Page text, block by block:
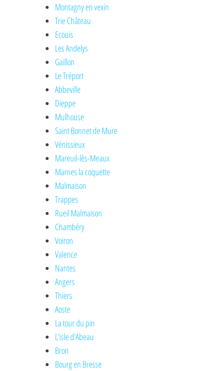
Montagny en vexin
Trie Château
Ecouis
Les Andelys
Gaillon
Le Tréport
Abbeville
Dieppe
Mulhouse
Saint Bonnet de Mure
Vénissieux
Mareuil-lès-Meaux
Marnes la coquette
Malmaison
Trappes
Rueil Malmaison
Chambéry
Voiron
Valence
Nantes
Angers
Thiers
Aoste
La tour du pin
L'isle d'Abeau
Bron
Bourg en Bresse